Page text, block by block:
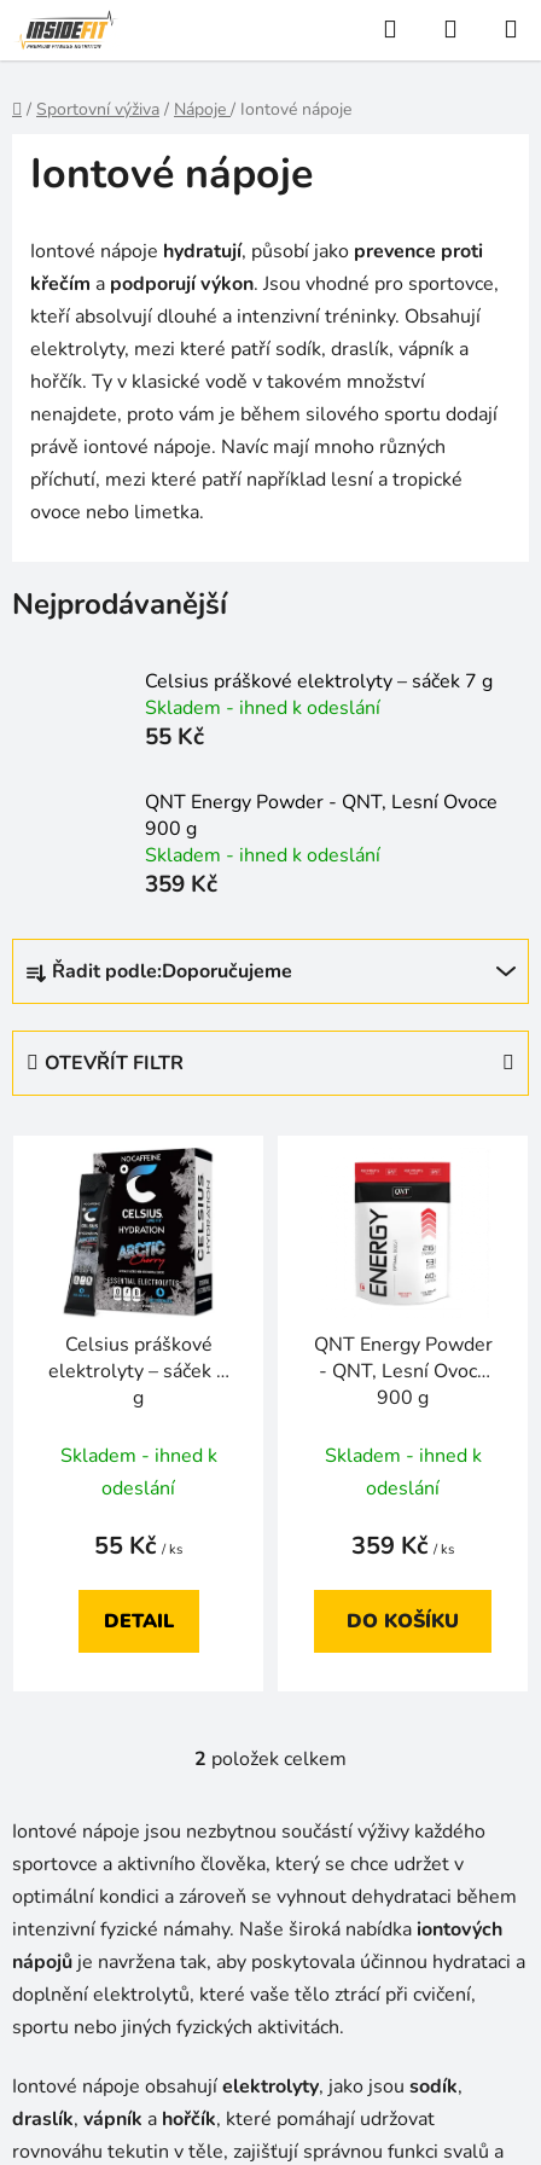
Přejít
na
obsah
Hledat
KOŠÍK
Domů
/ Sportovní výživa / Nápoje / Iontové nápoje
Iontové nápoje
Iontové nápoje hydratují, působí jako prevence proti
křečím a podporují výkon. Jsou vhodné pro sportovce,
kteří absolvují dlouhé a intenzivní tréninky. Obsahují
elektrolyty, mezi které patří sodík, draslík, vápník a
hořčík. Ty v klasické vodě v takovém množství
nenajdete, proto vám je během silového sportu dodají
právě iontové nápoje. Navíc mají mnoho různých
příchutí, mezi které patří například lesní a tropické
ovoce nebo limetka.
Nejprodávanější
Celsius práškové elektrolyty – sáček 7 g
Skladem - ihned k odeslání
55 Kč
QNT Energy Powder - QNT, Lesní Ovoce
900 g
Skladem - ihned k odeslání
359 Kč
Ř
z
Řadit podle:Doporučujeme
OTEVŘÍT FILTR
Celsius práškové
elektrolyty – sáček 7
g
Skladem - ihned k
odeslání
55 Kč / ks
DETAIL
QNT Energy Powder
- QNT, Lesní Ovoce
900 g
Skladem - ihned k
odeslání
359 Kč / ks
DO KOŠÍKU
O
l
á
d
a
c
í
p
r
v
y
v
ý
2 položek celkem
Iontové nápoje jsou nezbytnou součástí výživy každého
sportovce a aktivního člověka, který se chce udržet v
optimální kondici a zároveň se vyhnout dehydrataci během
intenzivní fyzické námahy. Naše široká nabídkaiontových
nápojů je navržena tak, aby poskytovala účinnou hydrataci a
doplnění elektrolytů, které vaše tělo ztrácí při cvičení,
sportu nebo jiných fyzických aktivitách.
Iontové nápoje obsahujíelektrolyty, jako jsou sodík,
draslík, vápník a hořčík, které pomáhají udržovat
rovnováhu tekutin v těle, zajišťují správnou funkci svalů a